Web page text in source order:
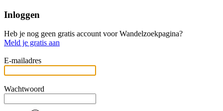
Inloggen
Heb je nog geen gratis account voor Wandelzoekpagina?
Meld je gratis aan
E-mailadres
Wachtwoord